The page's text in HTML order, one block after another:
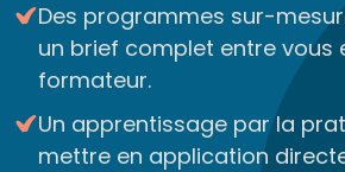
Des programmes sur-
un brief complet entre vous
formateur.
Un apprentissage par la
mettre en application